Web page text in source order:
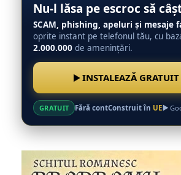
Nu-l lăsa pe escroc să
SCAM, phishing, apeluri și mesaje
oprite instant pe telefonul tău, cu
2.000.000 de amenințări.
INSTALEAZĂ GRATUIT
GRATUIT Fără contConstruit în UE